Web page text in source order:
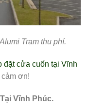
Trạm thu phí.
đặt cửa cuốn tại Vĩnh
ơn!
Vĩnh Phúc.